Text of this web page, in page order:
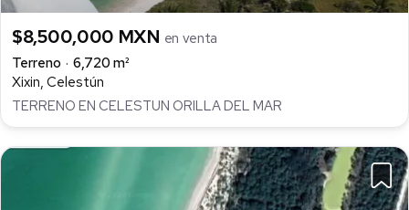
$8,500,000 MXN en venta
Terreno
6,720 m²
Xixin, Celestún
TERRENO EN CELESTUN ORILLA DEL MAR